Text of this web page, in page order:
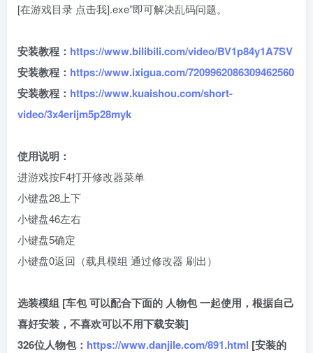
[在游戏目录 点击我].exe”即可解决乱码问题。
安装教程： https://www.bilibili.com/video/BV1p84y1A7SV
安装教程： https://www.ixigua.com/7209962086309462560
安装教程： https://www.kuaishou.com/short-
video/3x4erijm5p28myk
使用说明：
进游戏按F4打开修改器菜单
小键盘28上下
小键盘46左右
小键盘5确定
小键盘0返回（载具模组 通过修改器 刷出）
选装模组 [车包 可以配合下面的 人物包 一起使用，根据自己
喜好安装，不喜欢可以不用下载安装]
326位人物包： https://www.danjile.com/891.html [安装的